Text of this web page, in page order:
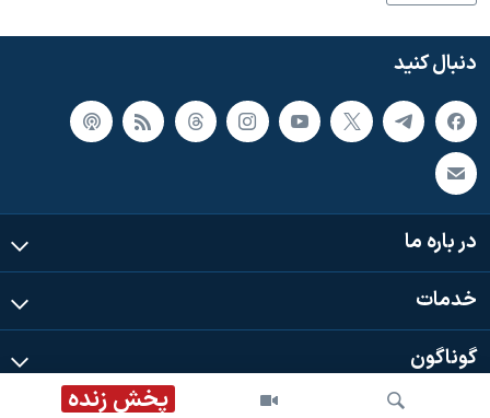
پخش زنده
دنبال کنید
در باره ما
خدمات
گوناگون